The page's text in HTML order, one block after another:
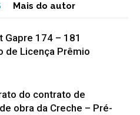
Mais do autor
Gapre 174 – 181
de Licença Prêmio
do contrato de
obra da Creche – Pré-